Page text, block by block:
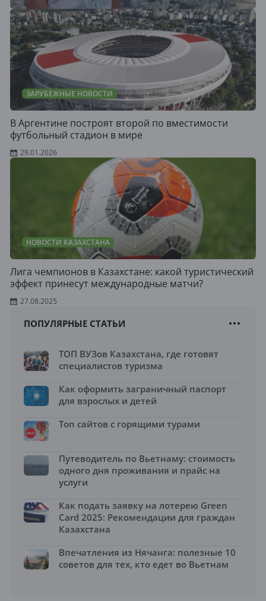
ЗАРУБЕЖНЫЕ НОВОСТИ
В Аргентине построят второй по вместимости
футбольный стадион в мире
29.01.2026
НОВОСТИ КАЗАХСТАНА
Лига чемпионов в Казахстане: какой туристический
эффект принесут международные матчи?
27.08.2025
ПОПУЛЯРНЫЕ СТАТЬИ
ТОП ВУЗов Казахстана, где готовят
специалистов туризма
Как оформить заграничный паспорт
для взрослых и детей
Топ сайтов с горящими турами
Путеводитель по Вьетнаму: стоимость
одного дня проживания и прайс на
услуги
Как подать заявку на лотерею Green
Card 2025: Рекомендации для граждан
Казахстана
Впечатления из Нячанга: полезные 10
советов для тех, кто едет во Вьетнам